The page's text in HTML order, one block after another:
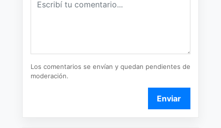
Los comentarios se envían y quedan pendientes de
moderación.
Enviar